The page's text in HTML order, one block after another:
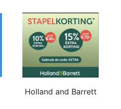
Holland and Barrett